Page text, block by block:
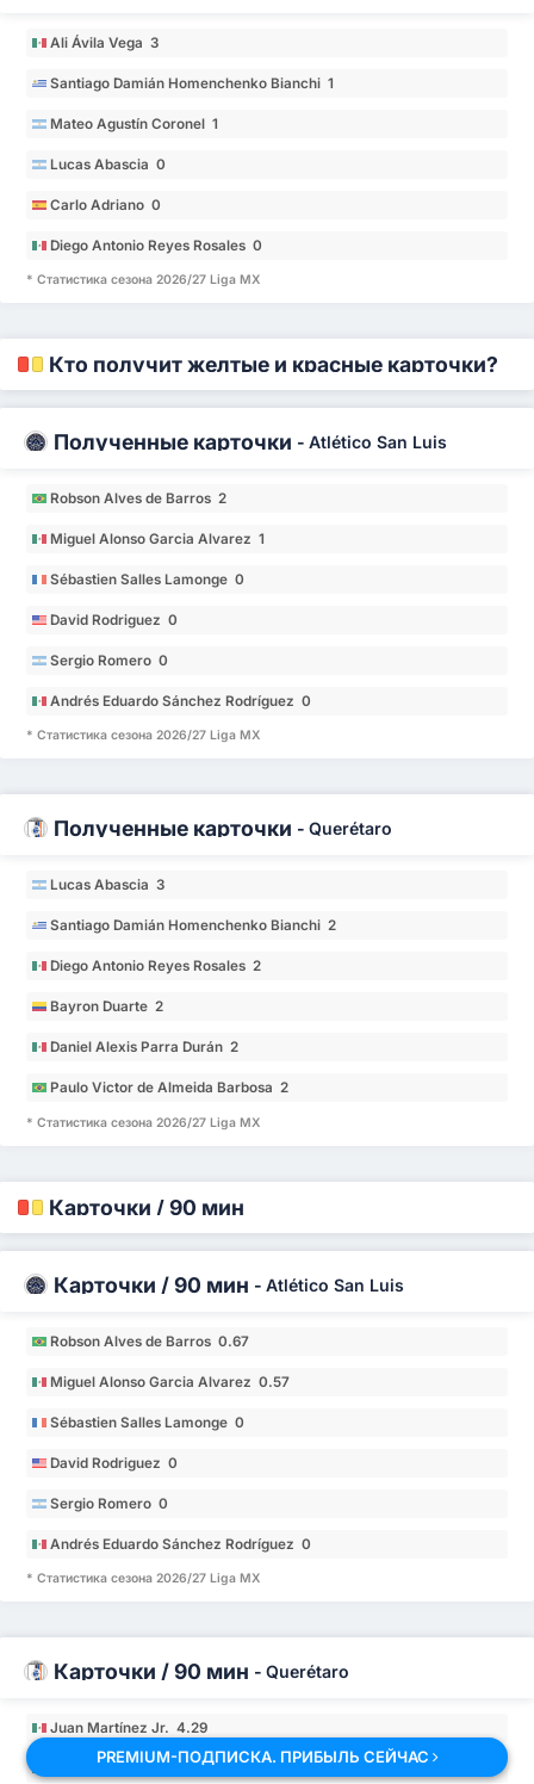
Ali Ávila Vega 3
Santiago Damián Homenchenko Bianchi 1
Mateo Agustín Coronel 1
Lucas Abascia 0
Carlo Adriano 0
Diego Antonio Reyes Rosales 0
* Статистика сезона 2026/27 Liga MX
Кто получит желтые и красные карточки?
Полученные карточки - Atlético San Luis
Robson Alves de Barros 2
Miguel Alonso Garcia Alvarez 1
Sébastien Salles Lamonge 0
David Rodriguez 0
Sergio Romero 0
Andrés Eduardo Sánchez Rodríguez 0
* Статистика сезона 2026/27 Liga MX
Полученные карточки - Querétaro
Lucas Abascia 3
Santiago Damián Homenchenko Bianchi 2
Diego Antonio Reyes Rosales 2
Bayron Duarte 2
Daniel Alexis Parra Durán 2
Paulo Victor de Almeida Barbosa 2
* Статистика сезона 2026/27 Liga MX
Карточки / 90 мин
Карточки / 90 мин - Atlético San Luis
Robson Alves de Barros 0.67
Miguel Alonso Garcia Alvarez 0.57
Sébastien Salles Lamonge 0
David Rodriguez 0
Sergio Romero 0
Andrés Eduardo Sánchez Rodríguez 0
* Статистика сезона 2026/27 Liga MX
Карточки / 90 мин - Querétaro
Juan Martínez Jr. 4.29
Carlos Octavio Villanueva López 3.21
PREMIUM-ПОДПИСКА. ПРИБЫЛЬ СЕЙЧАС